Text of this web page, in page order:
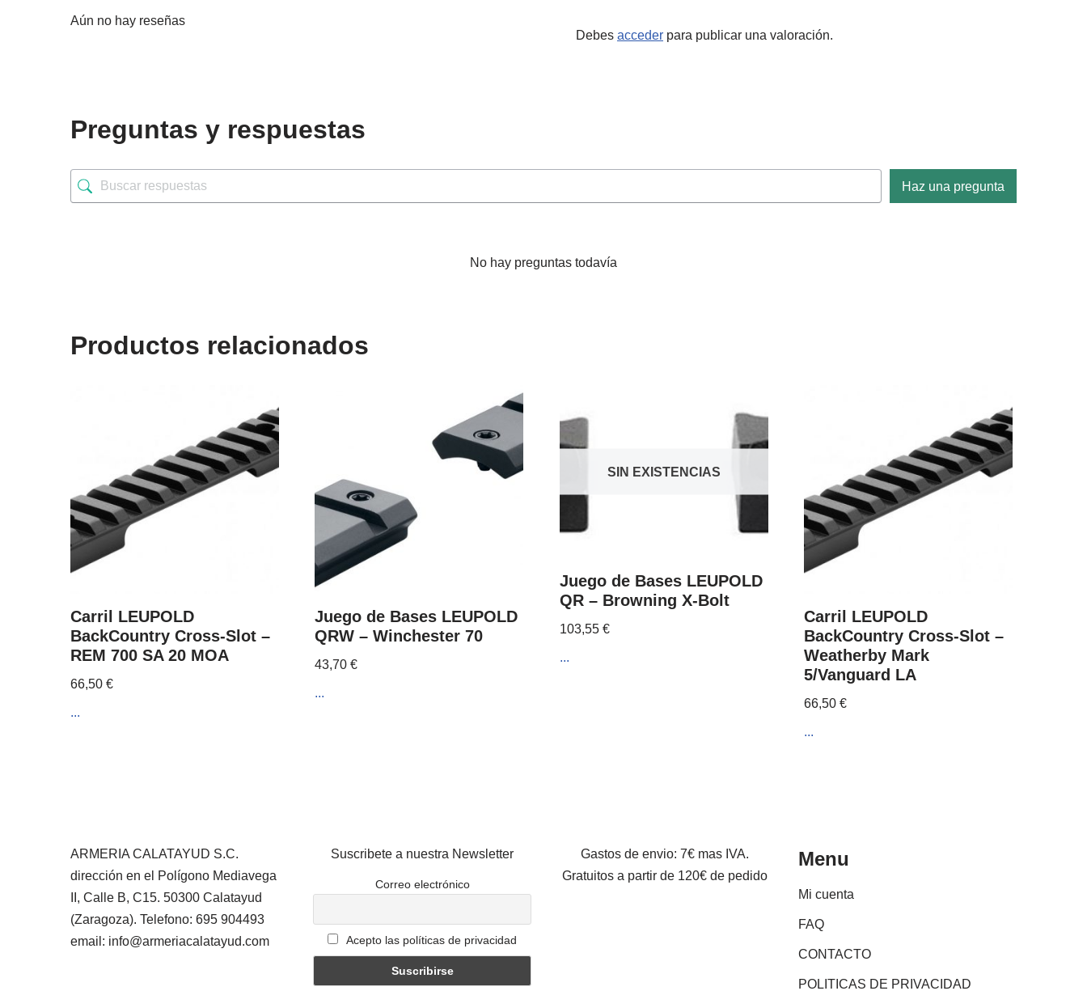
Aún no hay reseñas
Debes acceder para publicar una valoración.
Preguntas y respuestas
Haz una pregunta
No hay preguntas todavía
Productos relacionados
Carril LEUPOLD
BackCountry Cross-Slot –
REM 700 SA 20 MOA
66,50 €
...
Juego de Bases LEUPOLD
QRW – Winchester 70
43,70€
...
SIN EXISTENCIAS
Juego de Bases LEUPOLD
QR – Browning X-Bolt
103,55 €
...
Carril LEUPOLD
BackCountry Cross-Slot –
Weatherby Mark
5/Vanguard LA
66,50€
...
ARMERIA CALATAYUD S.C.
dirección en el Polígono Mediavega
II, Calle B, C15. 50300 Calatayud
(Zaragoza). Telefono: 695 904493
email: info@armeriacalatayud.com
Suscribete a nuestra Newsletter
Correo electrónico
Acepto las políticas de privacidad
Gastos de envio: 7€ mas IVA.
Gratuitos a partir de 120€ de pedido
Menu
Mi cuenta
FAQ
CONTACTO
POLITICAS DE PRIVACIDAD